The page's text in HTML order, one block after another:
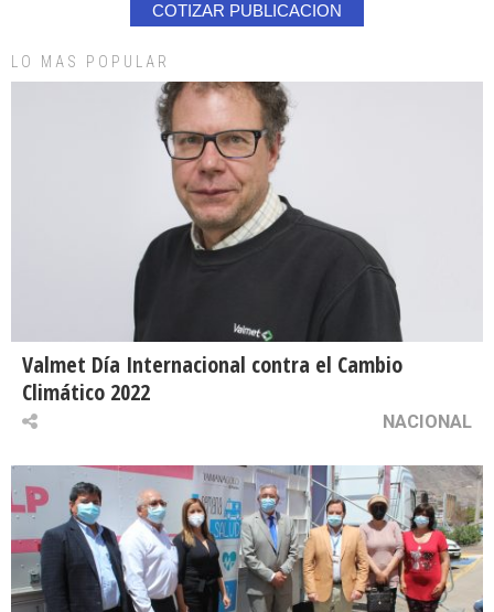
COTIZAR PUBLICACION
LO MAS POPULAR
Valmet Día Internacional contra el Cambio
Climático 2022
NACIONAL